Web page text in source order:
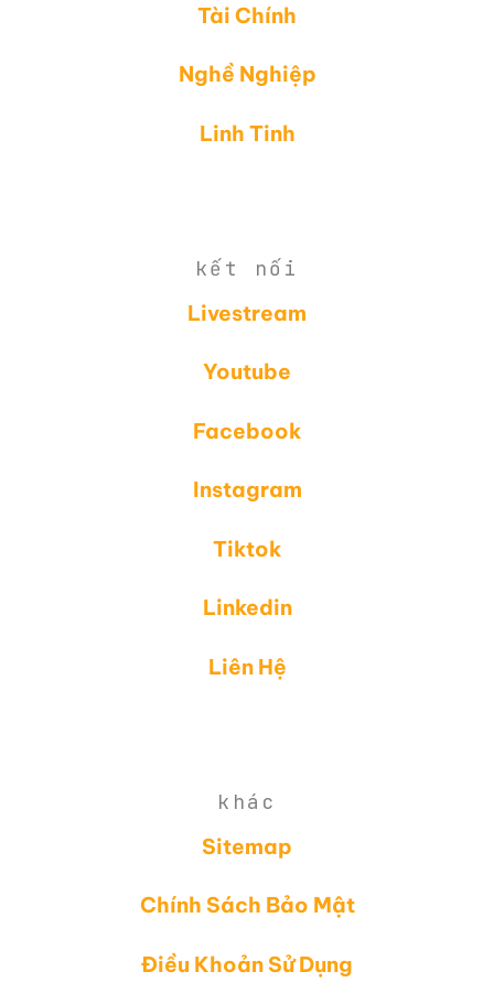
Tài Chính
Nghề Nghiệp
Linh Tinh
kết nối
Livestream
Youtube
Facebook
Instagram
Tiktok
Linkedin
Liên Hệ
khác
Sitemap
Chính Sách Bảo Mật
Điều Khoản Sử Dụng